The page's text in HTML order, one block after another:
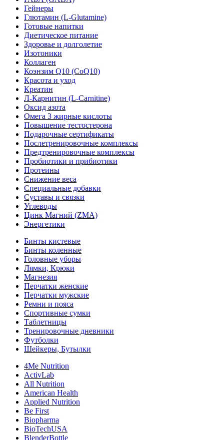
Гейнеры
Глютамин (L-Glutamine)
Готовые напитки
Диетическое питание
Здоровье и долголетие
Изотоники
Коллаген
Коэнзим Q10 (CoQ10)
Красота и уход
Креатин
Л-Карнитин (L-Сarnitine)
Оксид азота
Омега 3 жирные кислоты
Повышение тестостерона
Подарочные сертификаты
Послетренировочные комплексы
Предтренировочные комплексы
Пробиотики и прибиотики
Протеины
Снижение веса
Специальные добавки
Суставы и связки
Углеводы
Цинк Магний (ZMA)
Энергетики
Бинты кистевые
Бинты коленные
Головные уборы
Лямки, Крюки
Магнезия
Перчатки женские
Перчатки мужские
Ремни и пояса
Спортивные сумки
Таблетницы
Тренировочные дневники
Футболки
Шейкеры, Бутылки
4Me Nutrition
ActivLab
All Nutrition
American Health
Applied Nutrition
Be First
Biopharma
BioTechUSA
BlenderBottle